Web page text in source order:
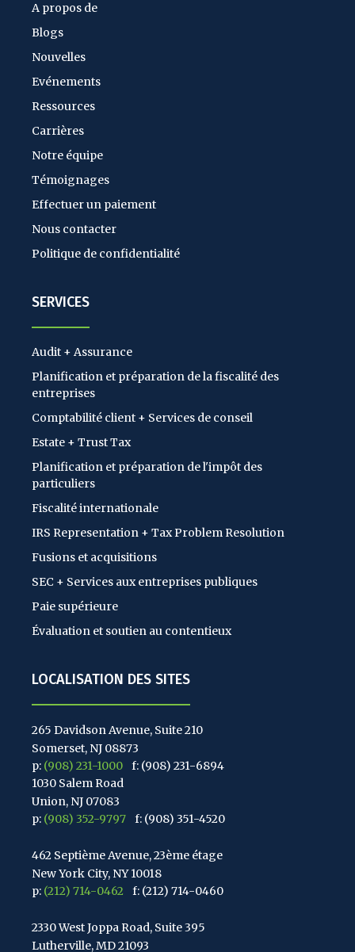
A propos de
Blogs
Nouvelles
Evénements
Ressources
Carrières
Notre équipe
Témoignages
Effectuer un paiement
Nous contacter
Politique de confidentialité
SERVICES
Audit + Assurance
Planification et préparation de la fiscalité des
entreprises
Comptabilité client + Services de conseil
Estate + Trust Tax
Planification et préparation de l'impôt des
particuliers
Fiscalité internationale
IRS Representation + Tax Problem Resolution
Fusions et acquisitions
SEC + Services aux entreprises publiques
Paie supérieure
Évaluation et soutien au contentieux
LOCALISATION DES SITES
265 Davidson Avenue, Suite 210
Somerset, NJ 08873
p: (908) 231-1000
f: (908) 231-6894
1030 Salem Road
Union, NJ 07083
p: (908) 352-9797 f: (908) 351-4520
462 Septième Avenue, 23ème étage
New York City, NY 10018
p: (212) 714-0462 f: (212) 714-0460
2330 West Joppa Road, Suite 395
Lutherville, MD 21093